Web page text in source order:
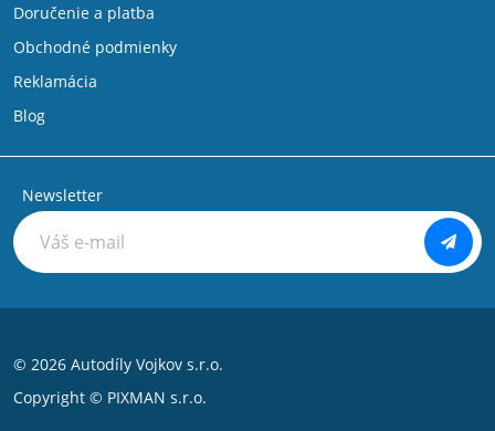
Doručenie a platba
Obchodné podmienky
Reklamácia
Blog
Newsletter
© 2026 Autodíly Vojkov s.r.o.
Copyright © PIXMAN s.r.o.